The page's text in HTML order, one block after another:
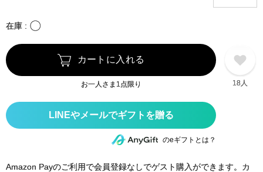
在庫 〇
カートに入れる
お一人さま1点限り 18人
のeギフトとは？
Amazon Payのご利用で会員登録なしでゲスト購入ができます。カ